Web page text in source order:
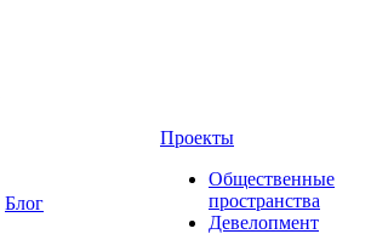
Блог
Проекты
Общественные
пространства
Девелопмент